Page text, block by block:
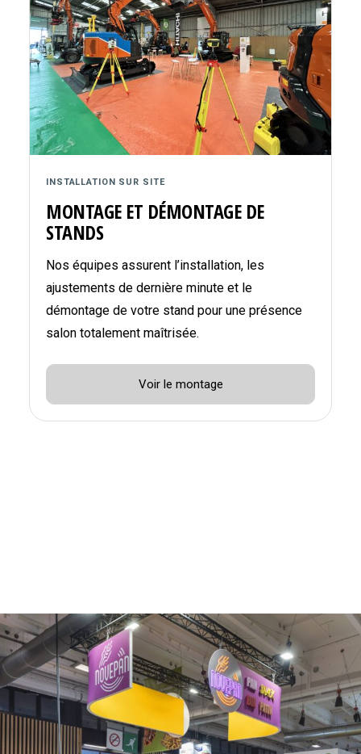
INSTALLATION SUR SITE
MONTAGE ET DÉMONTAGE DE
STANDS
Nos équipes assurent l’installation, les
ajustements de dernière minute et le
démontage de votre stand pour une présence
salon totalement maîtrisée.
Voir le montage